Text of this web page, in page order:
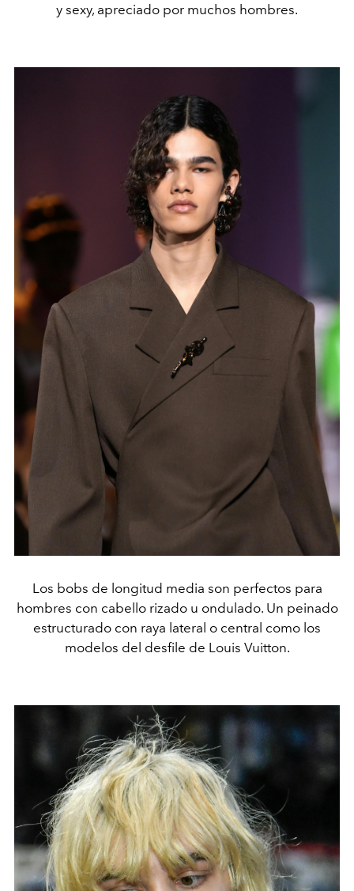
y sexy, apreciado por muchos hombres.
Los bobs de longitud media son perfectos para
hombres con cabello rizado u ondulado. Un peinado
estructurado con raya lateral o central como los
modelos del desfile de Louis Vuitton.